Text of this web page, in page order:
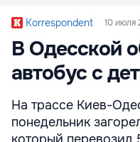
Korrespondent 10 июля
В Одесской
автобус с
На трассе Киев-
понедельник
который перевозил